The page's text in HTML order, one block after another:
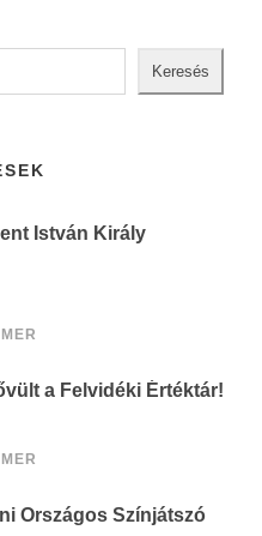
Keresés
István Király
a Felvidéki Értéktár!
Országos Színjátszó